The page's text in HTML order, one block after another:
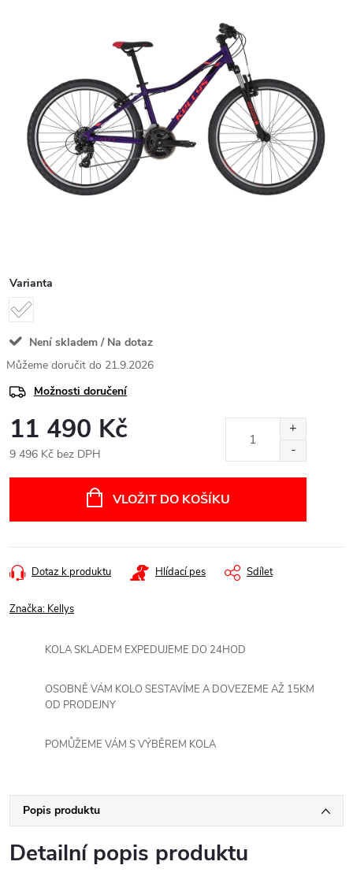
Varianta
Není skladem / Na dotaz
21.9.2026
Možnosti doručení
11 490 Kč
9 496 Kč bez DPH
VLOŽIT DO KOŠÍKU
Dotaz k produktu Hlídací pes Sdílet
Značka: Kellys
KOLA SKLADEM EXPEDUJEME DO 24HOD
OSOBNĚ VÁM KOLO SESTAVÍME A DOVEZEME AŽ 15KM
OD PRODEJNY
POMŮŽEME VÁM S VÝBĚREM KOLA
Popis produktu
Detailní popis produktu